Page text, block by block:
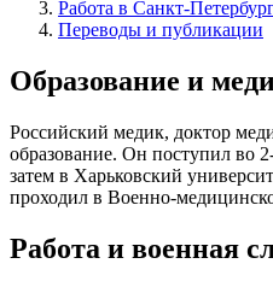
Работа в Санкт-
Переводы и публикации
Образование и
Российский медик, доктор
образование. Он поступил во
затем в Харьковский
проходил в Военно-
Работа и военная